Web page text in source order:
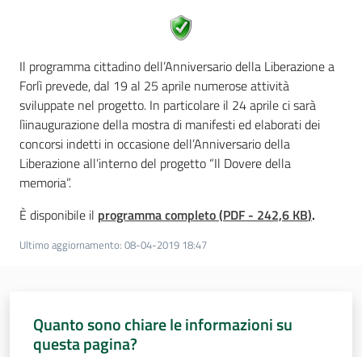
Il programma cittadino dell’Anniversario della Liberazione a
Forlì prevede, dal 19 al 25 aprile numerose attività
sviluppate nel progetto. In particolare il 24 aprile ci sarà
lìinaugurazione della mostra di manifesti ed elaborati dei
concorsi indetti in occasione dell’Anniversario della
Liberazione all’interno del progetto “Il Dovere della
memoria”.
È disponibile il programma completo(PDF - 242,6 KB).
Ultimo aggiornamento: 08-04-2019 18:47
Quanto sono chiare le informazioni su
questa pagina?